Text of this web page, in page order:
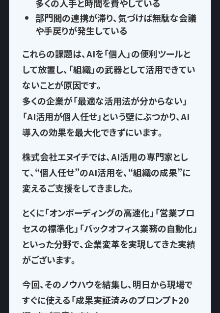
多くの人手と時間を費やしている
部門間の連携が滞り、気づけば無駄な会議
や手戻りが発生している
これらの課題は、AIを「個人」の便利ツールと
して放置し、 「組織」の武器として活用できてい
ないことが原因です。
多くの企業が「最適な活用法が分からない」
「AI活用が個人任せ」という壁にぶつかり、AI
導入の効果を最大化できずにいます。
株式会社エヌイチでは、AI活用の専門家とし
て、“個人任せ”のAI活用を、“組織の成果”に
変えるご支援をしてきました。
とくに「オンボーディングの高速化」「営業プロ
セスの標準化」「バックオフィス業務の自動化」
といった分野で、企業変革を実現してきた実績
がございます。
今回、そのノウハウを結集し、明日から現場で
すぐに使える「成果実証済みのプロンプト20